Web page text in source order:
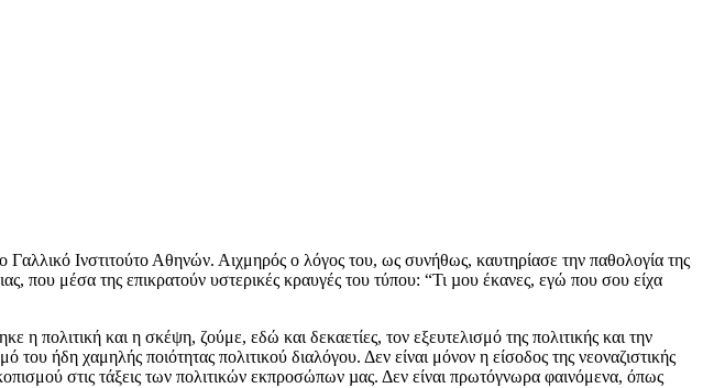
Ινστιτούτο Αθηνών. Αιχμηρός ο λόγος του, ως συνήθως, καυτηρίασε την παθολογία της
που μέσα της επικρατούν υστερικές κραυγές του τύπου: “Τι µου έκανες, εγώ που σου είχα
πολιτική και η σκέψη, ζούμε, εδώ και δεκαετίες, τον εξευτελισμό της πολιτικής και την
ήδη χαμηλής ποιότητας πολιτικού διαλόγου. Δεν είναι μόνον η είσοδος της νεοναζιστικής
στις τάξεις των πολιτικών εκπροσώπων µας. Δεν είναι πρωτόγνωρα φαινόμενα, όπως